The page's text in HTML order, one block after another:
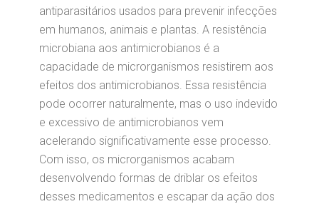
antiparasitários usados para prevenir infecções
em humanos, animais e plantas. A resistência
microbiana aos antimicrobianos é a
capacidade de microrganismos resistirem aos
efeitos dos antimicrobianos. Essa resistência
pode ocorrer naturalmente, mas o uso indevido
e excessivo de antimicrobianos vem
acelerando significativamente esse processo.
Com isso, os microrganismos acabam
desenvolvendo formas de driblar os efeitos
desses medicamentos e escapar da ação dos